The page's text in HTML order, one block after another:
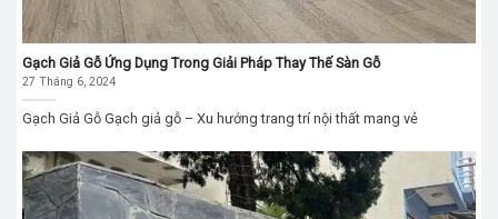
Gạch Giả Gỗ Ứng Dụng Trong Giải Pháp Thay Thế Sàn Gỗ
27 Tháng 6, 2024
Gạch Giả Gỗ Gạch giả gỗ – Xu hướng trang trí nội thất mang vẻ